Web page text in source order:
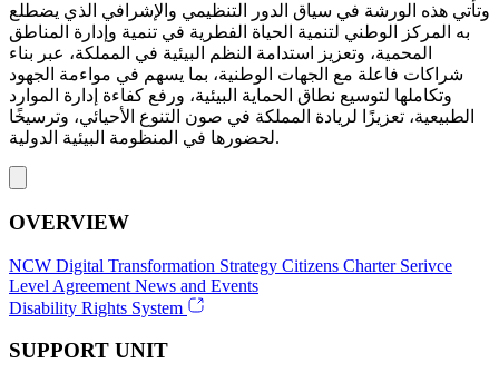
وتأتي هذه الورشة في سياق الدور التنظيمي والإشرافي الذي يضطلع
به المركز الوطني لتنمية الحياة الفطرية في تنمية وإدارة المناطق
المحمية، وتعزيز استدامة النظم البيئية في المملكة، عبر بناء
شراكات فاعلة مع الجهات الوطنية، بما يسهم في مواءمة الجهود
وتكاملها لتوسيع نطاق الحماية البيئية، ورفع كفاءة إدارة الموارد
الطبيعية، تعزيزًا لريادة المملكة في صون التنوع الأحيائي، وترسيخًا
لحضورها في المنظومة البيئية الدولية.
OVERVIEW
NCW Digital Transformation Strategy Citizens Charter Serivce
Level Agreement News and Events
Disability Rights System
SUPPORT UNIT